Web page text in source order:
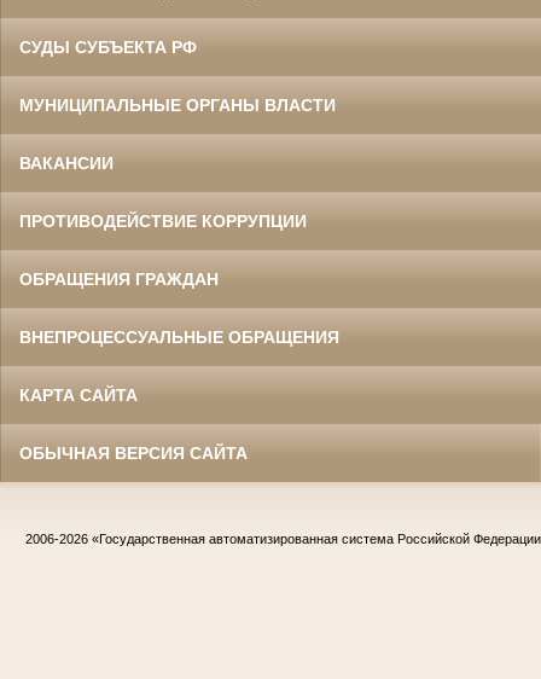
СУДЫ СУБЪЕКТА РФ
МУНИЦИПАЛЬНЫЕ ОРГАНЫ ВЛАСТИ
ВАКАНСИИ
ПРОТИВОДЕЙСТВИЕ КОРРУПЦИИ
ОБРАЩЕНИЯ ГРАЖДАН
ВНЕПРОЦЕССУАЛЬНЫЕ ОБРАЩЕНИЯ
КАРТА САЙТА
ОБЫЧНАЯ ВЕРСИЯ САЙТА
2006-2026 «Государственная автоматизированная система Российской